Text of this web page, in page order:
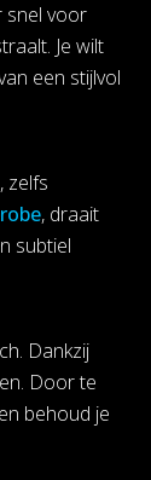
snel voor
Je wilt
een stijlvol
zelfs
, draait
subtiel
Dankzij
Door te
behoud je